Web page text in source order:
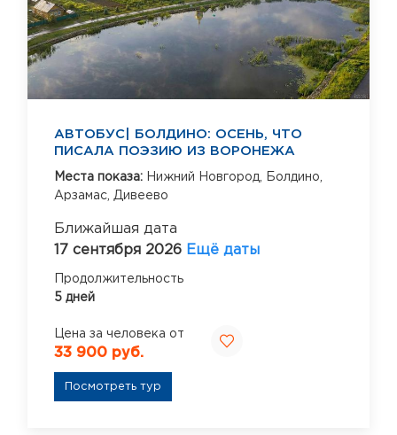
АВТОБУС| БОЛДИНО: ОСЕНЬ, ЧТО
ПИСАЛА ПОЭЗИЮ ИЗ ВОРОНЕЖА
Места показа: Нижний Новгород,
Болдино,
Арзамас, Дивеево
Ближайшая дата
17 сентября 2026 Ещё даты
Продолжительность
5 дней
Цена за человека от
33 900 руб.
Посмотреть тур